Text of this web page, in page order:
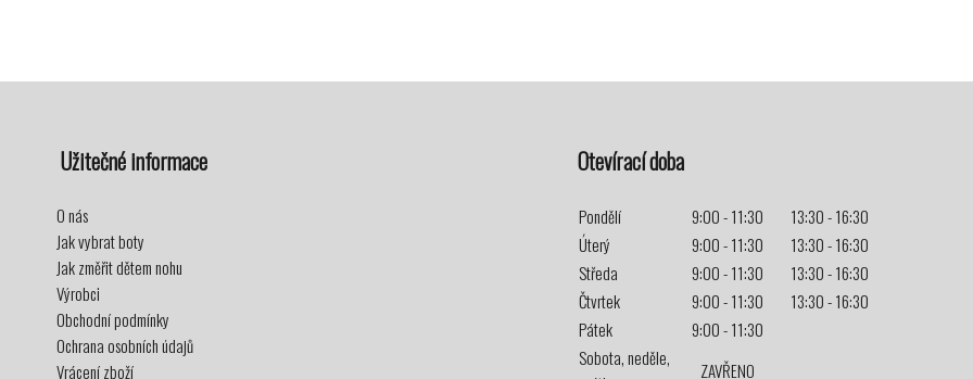
Užitečné informace
O nás
Jak vybrat boty
Jak změřit dětem nohu
Výrobci
Obchodní podmínky
Ochrana osobních údajů
Vrácení zboží
Otevírací doba
Pondělí 9:00 - 11:30
13:30 - 16:30
Úterý
9:00 - 11:30
13:30 - 16:30
Středa
9:00 - 11:30
13:30 - 16:30
Čtvrtek
9:00 - 11:30
13:30 - 16:30
Pátek
9:00 - 11:30
Sobota, neděle,
ZAVŘENO